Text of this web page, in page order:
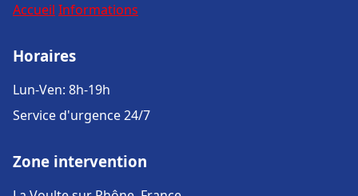
Accueil Informations
Horaires
Lun-Ven: 8h-19h
Service d'urgence 24/7
Zone intervention